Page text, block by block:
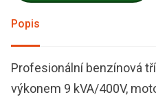
Popis
Profesionální benzínová
výkonem 9 kVA/400V,